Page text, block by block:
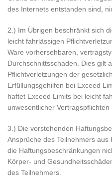
des Internets entstanden sind,
2.) Im Übrigen beschränkt sich
leicht fahrlässigen
Ware vorhersehbaren,
Durchschnittsschaden. Dies gilt
Pflichtverletzungen der
Erfüllungsgehilfen bei Exceed
haftet Exceed Limits bei leicht
unwesentlicher Vertragspflichten
3.) Die vorstehenden
Ansprüche des Teilnehmers
die Haftungsbeschränkungen
Körper- und
des Teilnehmers.